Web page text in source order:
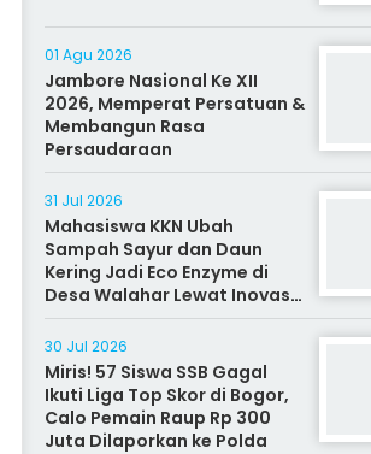
01 Agu 2026
Jambore Nasional Ke XII
2026, Memperat Persatuan &
Membangun Rasa
Persaudaraan
31 Jul 2026
Mahasiswa KKN Ubah
Sampah Sayur dan Daun
Kering Jadi Eco Enzyme di
Desa Walahar Lewat Inovasi
Alat Kreatif
30 Jul 2026
Miris! 57 Siswa SSB Gagal
Ikuti Liga Top Skor di Bogor,
Calo Pemain Raup Rp 300
Juta Dilaporkan ke Polda